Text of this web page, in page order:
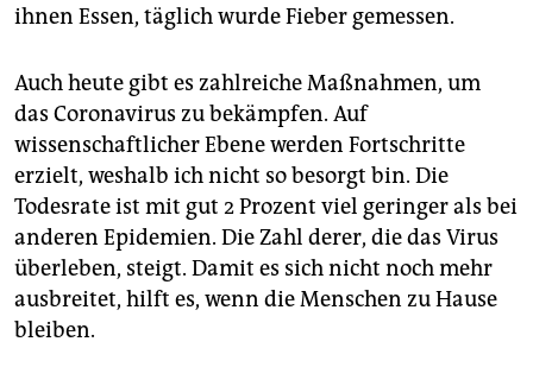
ihnen Essen, täglich wurde Fieber gemessen.
Auch heute gibt es zahlreiche Maßnahmen, um
das Coronavirus zu bekämpfen. Auf
wissenschaftlicher Ebene werden Fortschritte
erzielt, weshalb ich nicht so besorgt bin. Die
Todesrate ist mit gut 2 Prozent viel geringer als bei
anderen Epidemien. Die Zahl derer, die das Virus
überleben, steigt. Damit es sich nicht noch mehr
ausbreitet, hilft es, wenn die Menschen zu Hause
bleiben.